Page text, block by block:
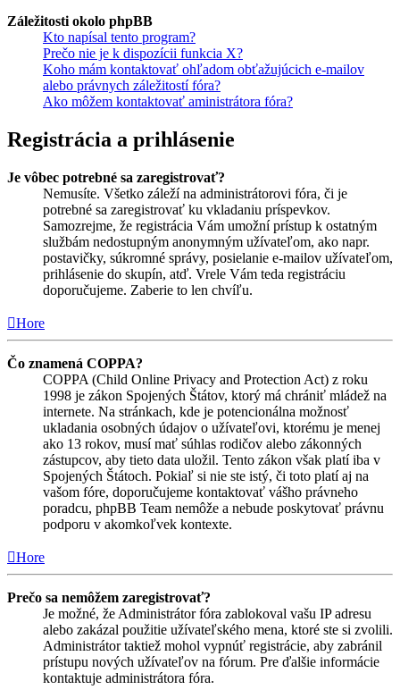
Záležitosti okolo phpBB
Kto napísal tento program?
Prečo nie je k dispozícii funkcia X?
Koho mám kontaktovať ohľadom obťažujúcich e-mailov
alebo právnych záležitostí fóra?
Ako môžem kontaktovať aministrátora fóra?
Registrácia a prihlásenie
Je vôbec potrebné sa zaregistrovať?
Nemusíte. Všetko záleží na administrátorovi fóra, či je
potrebné sa zaregistrovať ku vkladaniu príspevkov.
Samozrejme, že registrácia Vám umožní prístup k ostatným
službám nedostupným anonymným užívateľom, ako napr.
postavičky, súkromné správy, posielanie e-mailov užívateľom,
prihlásenie do skupín, atď. Vrele Vám teda registráciu
doporučujeme. Zaberie to len chvíľu.
Hore
Čo znamená COPPA?
COPPA (Child Online Privacy and Protection Act) z roku
1998 je zákon Spojených Štátov, ktorý má chrániť mládež na
internete. Na stránkach, kde je potencionálna možnosť
ukladania osobných údajov o užívateľovi, ktorému je menej
ako 13 rokov, musí mať súhlas rodičov alebo zákonných
zástupcov, aby tieto data uložil. Tento zákon však platí iba v
Spojených Štátoch. Pokiaľ si nie ste istý, či toto platí aj na
vašom fóre, doporučujeme kontaktovať vášho právneho
poradcu, phpBB Team nemôže a nebude poskytovať právnu
podporu v akomkoľvek kontexte.
Hore
Prečo sa nemôžem zaregistrovať?
Je možné, že Administrátor fóra zablokoval vašu IP adresu
alebo zakázal použitie užívateľského mena, ktoré ste si zvolili.
Administrátor taktiež mohol vypnúť registrácie, aby zabránil
prístupu nových užívateľov na fórum. Pre ďalšie informácie
kontaktuje administrátora fóra.